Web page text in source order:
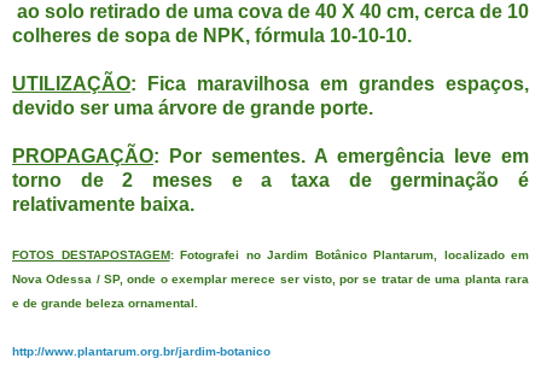
ao solo retirado de uma cova de 40 X 40 cm, cerca de 10
colheres de sopa de NPK, fórmula 10-10-10.
UTILIZAÇÃO: Fica maravilhosa em grandes espaços,
devido ser uma árvore de grande porte.
PROPAGAÇÃO: Por sementes. A emergência leve em
torno de 2 meses e a taxa de germinação é
relativamente baixa.
FOTOS DESTAPOSTAGEM: Fotografei no Jardim Botânico Plantarum, localizado em
Nova Odessa / SP, onde o exemplar merece ser visto, por se tratar de uma planta rara
e de grande beleza ornamental.
http://www.plantarum.org.br/jardim-botanico